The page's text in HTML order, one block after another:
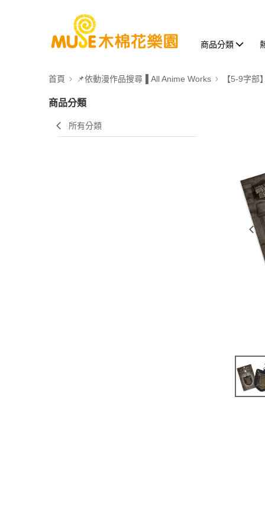
商品分類
首頁 📌依動漫作品搜尋▐ All Anime Works 【5-9字部
商品分類
所有分類